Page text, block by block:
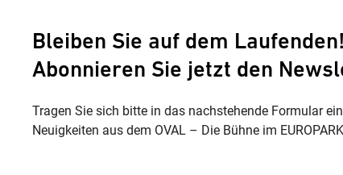
Bleiben Sie auf dem Laufenden!
Abonnieren Sie jetzt den
Tragen Sie sich bitte in das nachstehende Formular
Neuigkeiten aus dem OVAL – Die Bühne im